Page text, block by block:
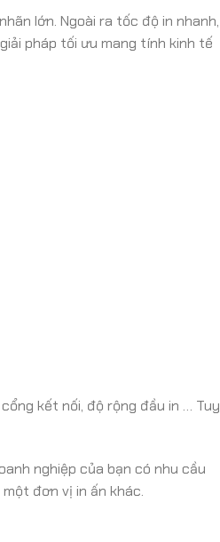
lớn. Ngoài ra tốc độ in nhanh,
pháp tối ưu mang tính kinh tế
kết nối, độ rộng đầu in … Tuy
nghiệp của bạn có nhu cầu
đơn vị in ấn khác.